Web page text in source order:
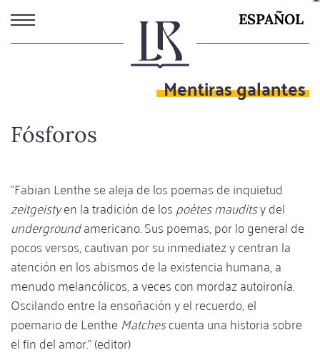
Pasar
contenido
ESPAÑOL
Mentiras galantes
Fósforos
"Fabian Lenthe se aleja de los poemas de inquietud
zeitgeistyen la tradición de lospoètes mauditsy del
undergroundamericano. Sus poemas, por lo general de
pocos versos, cautivan por su inmediatez y centran la
atención en los abismos de la existencia humana, a
menudo melancólicos, a veces con mordaz autoironía.
Oscilando entre la ensoñación y el recuerdo, el
poemario de LentheMatchescuenta una historia sobre
el fin del amor." (editor)